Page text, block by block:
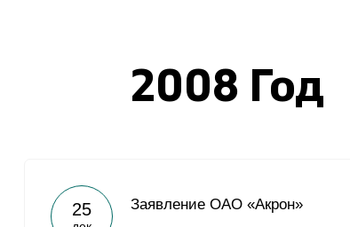
2008 Год
25 Заявление ОАО «Акрон»